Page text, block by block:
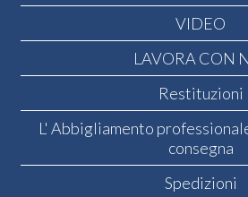
VIDEO
LAVORA CON
Restituzioni
L' Abbigliamento
consegna
Spedizioni